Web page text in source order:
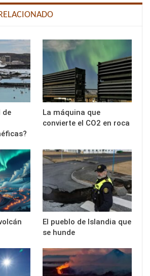
de
La máquina que
convierte el CO2 en roca
El pueblo de Islandia que
se hunde